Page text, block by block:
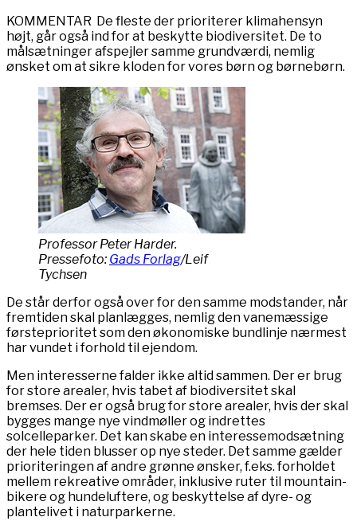
KOMMENTAR De fleste der prioriterer klimahensyn
højt, går også ind for at beskytte biodiversitet. De to
målsætninger afspejler samme grundværdi, nemlig
ønsket om at sikre kloden for vores børn og børnebørn.
Professor Peter Harder.
Pressefoto: Gads Forlag/Leif
Tychsen
De står derfor også over for den samme modstander, når
fremtiden skal planlægges, nemlig den vanemæssige
førsteprioritet som den økonomiske bundlinje nærmest
har vundet i forhold til ejendom.
Men interesserne falder ikke altid sammen. Der er brug
for store arealer, hvis tabet af biodiversitet skal
bremses. Der er også brug for store arealer, hvis der skal
bygges mange nye vindmøller og indrettes
solcelleparker. Det kan skabe en interessemodsætning
der hele tiden blusser op nye steder. Det samme gælder
prioriteringen af andre grønne ønsker, f.eks. forholdet
mellem rekreative områder, inklusive ruter til mountain-
bikere og hundeluftere, og beskyttelse af dyre- og
plantelivet i naturparkerne.